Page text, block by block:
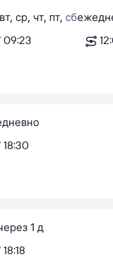
вт, ср, чт, пт, сб
09:23
18:30
1 д
18:18